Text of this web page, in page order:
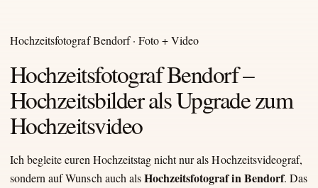
Hochzeitsfotograf Bendorf · Foto + Video
Hochzeitsfotograf Bendorf –
Hochzeitsbilder als Upgrade zum
Hochzeitsvideo
Ich begleite euren Hochzeitstag nicht nur als Hochzeitsvideograf,
sondern auf Wunsch auch alsHochzeitsfotograf in Bendorf. Das